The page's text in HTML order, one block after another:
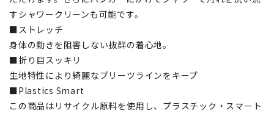
すシャワークリーンも可能です。
■ストレッチ
身体の動きを阻害しない抜群の着心地。
■折り目スッキリ
生地特性により綺麗なプリーツラインをキープ
■Plastics Smart
この商品はリサイクル原料を使用し、プラスチック・スマート